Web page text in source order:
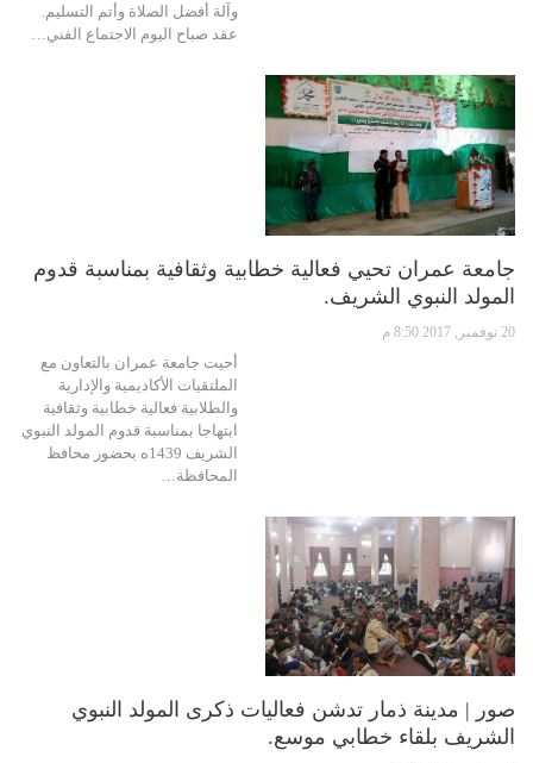
وآلة أفضل الصلاة وأتم التسليم.
عقد صباح اليوم الاجتماع الفني…
جامعة عمران تحيي فعالية خطابية وثقافية بمناسبة قدوم
المولد النبوي الشريف.
20 نوفمبر, 2017 8:50 م
أحيت جامعة عمران بالتعاون مع
الملتقيات الأكاديمية والإدارية
والطلابية فعالية خطابية وثقافية
ابتهاجا بمناسبة قدوم المولد النبوي
الشريف 1439ه بحضور محافظ
المحافظة…
صور | مدينة ذمار تدشن فعاليات ذكرى المولد النبوي
الشريف بلقاء خطابي موسع.